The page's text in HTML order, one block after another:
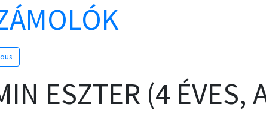
ESZTER (4 ÉVES,